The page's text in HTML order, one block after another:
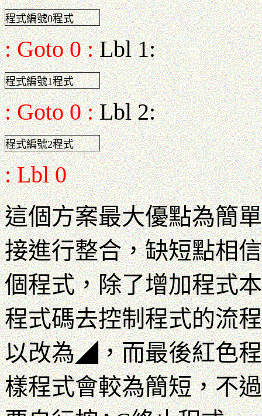
程式編號0程式
: Goto 0 :Lbl 1:
程式編號1程式
: Goto 0 :Lbl 2:
程式編號2程式
: Lbl 0
這個方案最大優點為簡
接進行整合，缺短點相
個程式，除了增加程式
程式碼去控制程式的流
以改為◢，而最後紅色
樣程式會較為簡短，不